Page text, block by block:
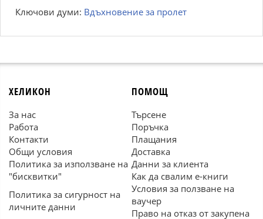
Ключови думи: Вдъхновение за пролет
ХЕЛИКОН
За нас
Работа
Контакти
Общи условия
Политика за използване на
"бисквитки"
Политика за сигурност на
личните данни
ПОМОЩ
Търсене
Поръчка
Плащания
Доставка
Данни за клиента
Как да свалим е-книги
Условия за ползване на
ваучер
Право на отказ от закупена